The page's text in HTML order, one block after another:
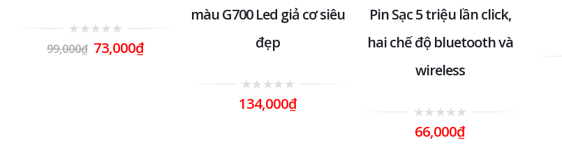
0
out
99,000₫ 73,000₫
màu G700 Led giả cơ siêu
đẹp
0
out
134,000₫
Pin Sạc 5 triệu lần click,
hai chế độ bluetooth và
wireless
out
66,000₫